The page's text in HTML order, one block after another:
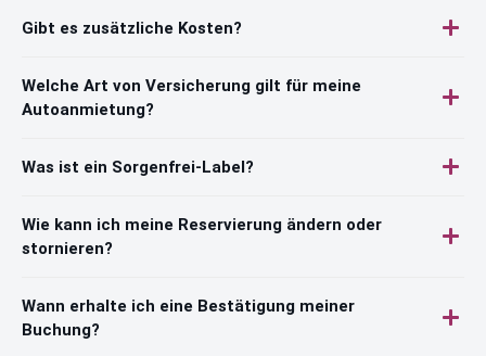
Gibt es zusätzliche Kosten?
Welche Art von Versicherung gilt für meine
Autoanmietung?
Was ist ein Sorgenfrei-Label?
Wie kann ich meine Reservierung ändern oder
stornieren?
Wann erhalte ich eine Bestätigung meiner
Buchung?